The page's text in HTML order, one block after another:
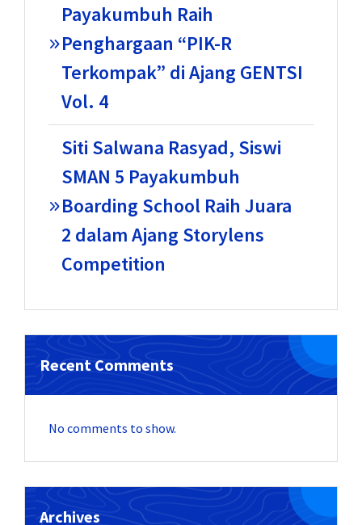
Payakumbuh Raih
Penghargaan “PIK-R
Terkompak” di Ajang GENTSI
Vol. 4
Siti Salwana Rasyad, Siswi
SMAN 5 Payakumbuh
Boarding School Raih Juara
2 dalam Ajang Storylens
Competition
Recent Comments
No comments to show.
Archives